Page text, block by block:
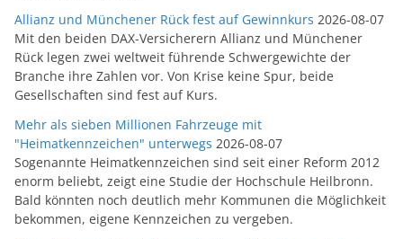
Allianz und Münchener Rück fest auf Gewinnkurs 2026-08-07
Mit den beiden DAX-Versicherern Allianz und Münchener
Rück legen zwei weltweit führende Schwergewichte der
Branche ihre Zahlen vor. Von Krise keine Spur, beide
Gesellschaften sind fest auf Kurs.
Mehr als sieben Millionen Fahrzeuge mit
"Heimatkennzeichen" unterwegs 2026-08-07
Sogenannte Heimatkennzeichen sind seit einer Reform 2012
enorm beliebt, zeigt eine Studie der Hochschule Heilbronn.
Bald könnten noch deutlich mehr Kommunen die Möglichkeit
bekommen, eigene Kennzeichen zu vergeben.